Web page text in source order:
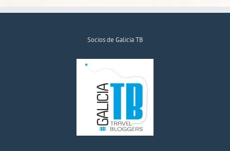
Socios de Galicia TB